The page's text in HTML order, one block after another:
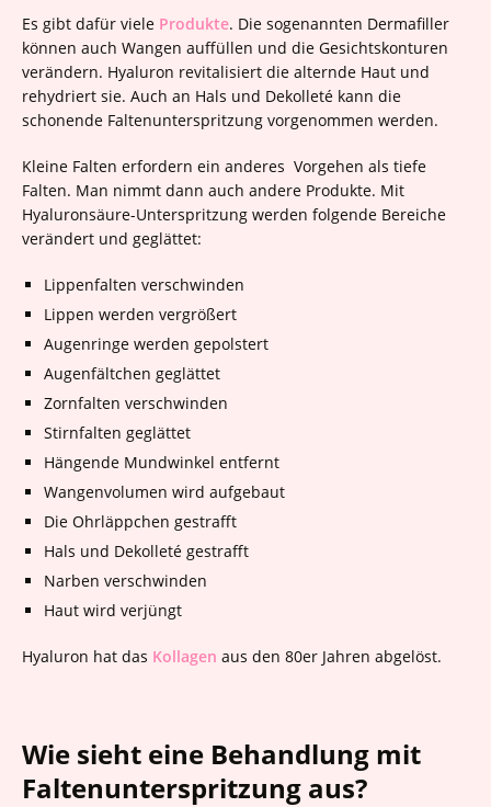
Es gibt dafür viele Produkte. Die sogenannten Dermafiller
können auch Wangen auffüllen und die Gesichtskonturen
verändern. Hyaluron revitalisiert die alternde Haut und
rehydriert sie. Auch an Hals und Dekolleté kann die
schonende Faltenunterspritzung vorgenommen werden.
Kleine Falten erfordern ein anderes Vorgehen als tiefe
Falten. Man nimmt dann auch andere Produkte. Mit
Hyaluronsäure-Unterspritzung werden folgende Bereiche
verändert und geglättet:
Lippenfalten verschwinden
Lippen werden vergrößert
Augenringe werden gepolstert
Augenfältchen geglättet
Zornfalten verschwinden
Stirnfalten geglättet
Hängende Mundwinkel entfernt
Wangenvolumen wird aufgebaut
Die Ohrläppchen gestrafft
Hals und Dekolleté gestrafft
Narben verschwinden
Haut wird verjüngt
Hyaluron hat das Kollagen aus den 80er Jahren abgelöst.
Wie sieht eine Behandlung mit
Faltenunterspritzung aus?